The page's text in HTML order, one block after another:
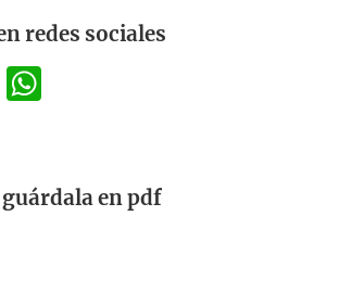
redes sociales
WhatsApp
en pdf